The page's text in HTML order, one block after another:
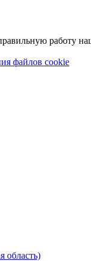
работу
файлов cookie
область)